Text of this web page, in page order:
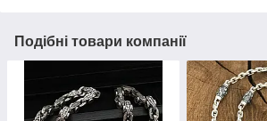
Подібні товари компанії